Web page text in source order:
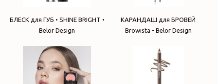
БЛЕСК для ГУБ • SHINE BRIGHT •
Belor Design
КАРАНДАШ для БРОВЕЙ
Browista • Belor Design